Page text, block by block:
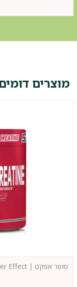
מוצרים
סופר אפקט | Super Effect